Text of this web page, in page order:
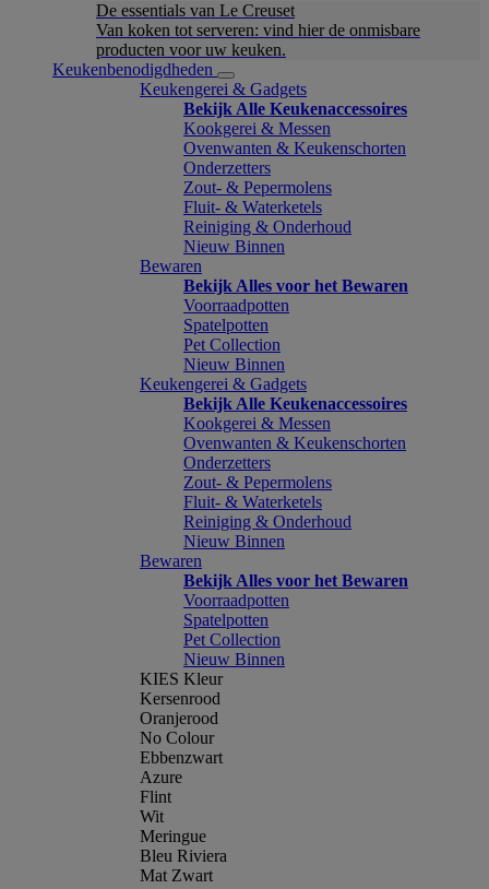
De essentials van Le Creuset
Van koken tot serveren: vind hier de onmisbare
producten voor uw keuken.
Keukenbenodigdheden
Keukengerei & Gadgets
Bekijk Alle Keukenaccessoires
Kookgerei & Messen
Ovenwanten & Keukenschorten
Onderzetters
Zout- & Pepermolens
Fluit- & Waterketels
Reiniging & Onderhoud
Nieuw Binnen
Bewaren
Bekijk Alles voor het Bewaren
Voorraadpotten
Spatelpotten
Pet Collection
Nieuw Binnen
Keukengerei & Gadgets
Bekijk Alle Keukenaccessoires
Kookgerei & Messen
Ovenwanten & Keukenschorten
Onderzetters
Zout- & Pepermolens
Fluit- & Waterketels
Reiniging & Onderhoud
Nieuw Binnen
Bewaren
Bekijk Alles voor het Bewaren
Voorraadpotten
Spatelpotten
Pet Collection
Nieuw Binnen
KIES Kleur
Kersenrood
Oranjerood
No Colour
Ebbenzwart
Azure
Flint
Wit
Meringue
Bleu Riviera
Mat Zwart